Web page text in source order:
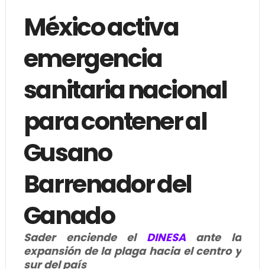
México activa
emergencia
sanitaria nacional
para contener al
Gusano
Barrenador del
Ganado
Sader enciende el DINESAante la
expansión de la plaga hacia el centro y
sur del país